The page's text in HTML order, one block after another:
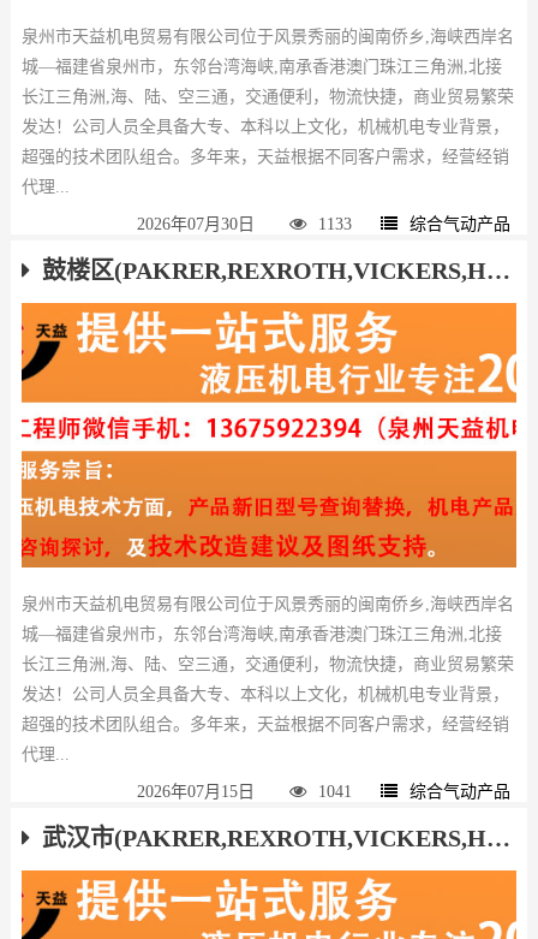
泉州市天益机电贸易有限公司位于风景秀丽的闽南侨乡,海峡西岸名
城—福建省泉州市，东邻台湾海峡,南承香港澳门珠江三角洲,北接
长江三角洲,海、陆、空三通，交通便利，物流快捷，商业贸易繁荣
发达！公司人员全具备大专、本科以上文化，机械机电专业背景，
超强的技术团队组合。多年来，天益根据不同客户需求，经营经销
代理...
2026年07月30日 1133 综合气动产品
鼓楼区(PAKRER,REXROTH,VICKERS,HAWE,ATOS,YUKEN)液压气动产品厂家
泉州市天益机电贸易有限公司位于风景秀丽的闽南侨乡,海峡西岸名
城—福建省泉州市，东邻台湾海峡,南承香港澳门珠江三角洲,北接
长江三角洲,海、陆、空三通，交通便利，物流快捷，商业贸易繁荣
发达！公司人员全具备大专、本科以上文化，机械机电专业背景，
超强的技术团队组合。多年来，天益根据不同客户需求，经营经销
代理...
2026年07月15日 1041 综合气动产品
武汉市(PAKRER,REXROTH,VICKERS,HAWE,ATOS,YUKEN)液压气动产品厂家